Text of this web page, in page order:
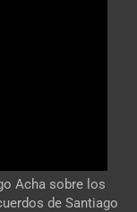
Acha sobre los
de Santiago